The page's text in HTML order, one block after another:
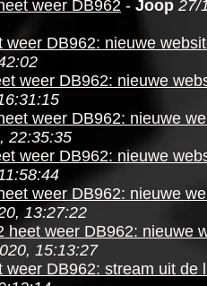
weer DB962 - Joop 27/
weer DB962: nieuwe
weer DB962: nieuwe
weer DB962: nieuwe
22:35:35
weer DB962: nieuwe
weer DB962: nieuwe
13:27:22
heet weer DB962: nieuwe
15:13:27
weer DB962: stream uit de